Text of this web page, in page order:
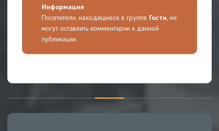
Информация
Посетители, находящиеся в группе Гости, не
могут оставлять комментарии к данной
публикации.